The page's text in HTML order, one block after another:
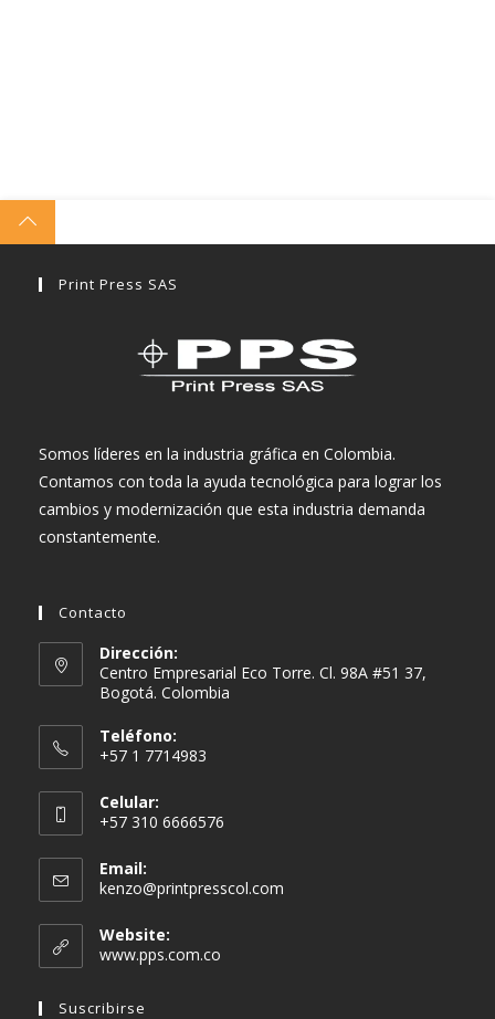
Print Press SAS
Somos líderes en la industria gráfica en Colombia.
Contamos con toda la ayuda tecnológica para lograr los
cambios y modernización que esta industria demanda
constantemente.
Contacto
Dirección:
Centro Empresarial Eco Torre. Cl. 98A #51 37,
Bogotá. Colombia
Teléfono:
+57 1 7714983
Celular:
+57 310 6666576
Email:
kenzo@printpresscol.com
Website:
www.pps.com.co
Suscribirse